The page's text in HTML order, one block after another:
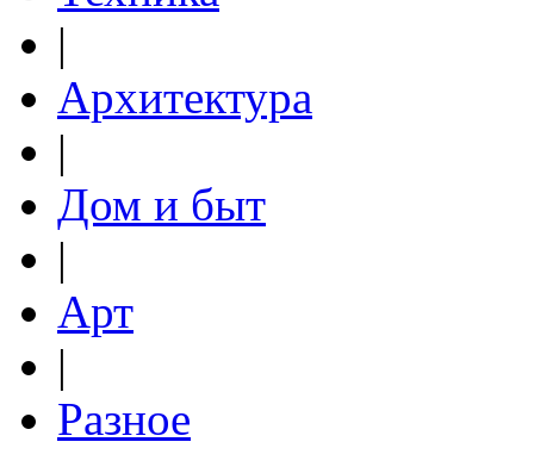
|
Архитектура
|
Дом и быт
|
Арт
|
Разное